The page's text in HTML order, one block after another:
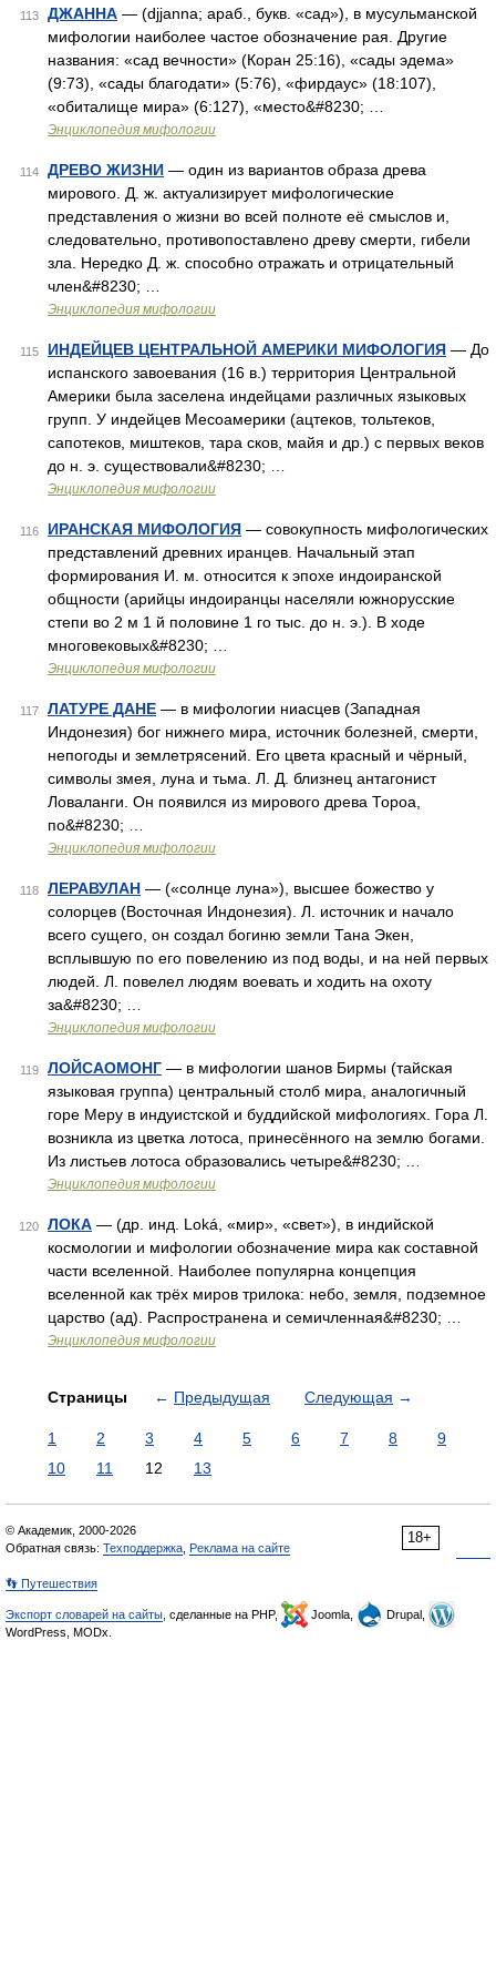
113 ДЖАННА — (djjanna; араб., букв. «сад»), в мусульманской
мифологии наиболее частое обозначение рая. Другие
названия: «сад вечности» (Коран 25:16), «сады эдема»
(9:73), «сады благодати» (5:76), «фирдаус» (18:107),
«обиталище мира» (6:127), «место&#8230; …
Энциклопедия мифологии
114 ДРЕВО ЖИЗНИ — один из вариантов образа древа
мирового. Д. ж. актуализирует мифологические
представления о жизни во всей полноте её смыслов и,
следовательно, противопоставлено древу смерти, гибели
зла. Нередко Д. ж. способно отражать и отрицательный
член&#8230; …
Энциклопедия мифологии
115 ИНДЕЙЦЕВ ЦЕНТРАЛЬНОЙ АМЕРИКИ МИФОЛОГИЯ — До
испанского завоевания (16 в.) территория Центральной
Америки была заселена индейцами различных языковых
групп. У индейцев Месоамерики (ацтеков, тольтеков,
сапотеков, миштеков, тара сков, майя и др.) с первых веков
до н. э. существовали&#8230; …
Энциклопедия мифологии
116 ИРАНСКАЯ МИФОЛОГИЯ — совокупность мифологических
представлений древних иранцев. Начальный этап
формирования И. м. относится к эпохе индоиранской
общности (арийцы индоиранцы населяли южнорусские
степи во 2 м 1 й половине 1 го тыс. до н. э.). В ходе
многовековых&#8230; …
Энциклопедия мифологии
117 ЛАТУРЕ ДАНЕ — в мифологии ниасцев (Западная
Индонезия) бог нижнего мира, источник болезней, смерти,
непогоды и землетрясений. Его цвета красный и чёрный,
символы змея, луна и тьма. Л. Д. близнец антагонист
Ловаланги. Он появился из мирового древа Тороа,
по&#8230; …
Энциклопедия мифологии
118 ЛЕРАВУЛАН — («солнце луна»), высшее божество у
солорцев (Восточная Индонезия). Л. источник и начало
всего сущего, он создал богиню земли Тана Экен,
всплывшую по его повелению из под воды, и на ней первых
людей. Л. повелел людям воевать и ходить на охоту
за&#8230; …
Энциклопедия мифологии
119 ЛОЙСАОМОНГ — в мифологии шанов Бирмы (тайская
языковая группа) центральный столб мира, аналогичный
горе Меру в индуистской и буддийской мифологиях. Гора Л.
возникла из цветка лотоса, принесённого на землю богами.
Из листьев лотоса образовались четыре&#8230; …
Энциклопедия мифологии
120 ЛОКА — (др. инд. Loká, «мир», «свет»), в индийской
космологии и мифологии обозначение мира как составной
части вселенной. Наиболее популярна концепция
вселенной как трёх миров трилока: небо, земля, подземное
царство (ад). Распространена и семичленная&#8230; …
Энциклопедия мифологии
Страницы ← Предыдущая Следующая →
1 2 3 4 5 6 7 8
9
10
11 12 13
18+
© Академик, 2000-2026
Обратная связь: Техподдержка Реклама на сайте
👣 Путешествия
Экспорт словарей на сайты , сделанные на PHP, Joomla,
Drupal,
WordPress, MODx.